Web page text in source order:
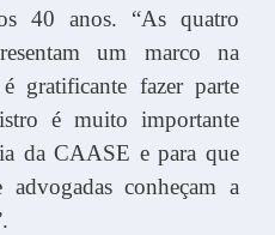
40 anos. “As quatro
um marco na
gratificante fazer parte
é muito importante
da CAASE e para que
conheçam a